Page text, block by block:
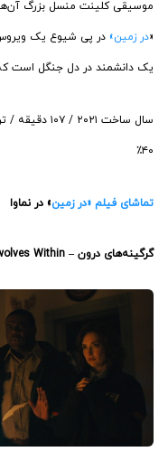
موسیقی کلینت منسل بزرگ آن‌ها
«در زمین» در پی شیوع یک
یک دانشمند در دل جنگل است که
سال ساخت
۴۰٪
تماشای فیلم «در زمین» در نماوا
گرگینه‌های درون – Werewolves Within